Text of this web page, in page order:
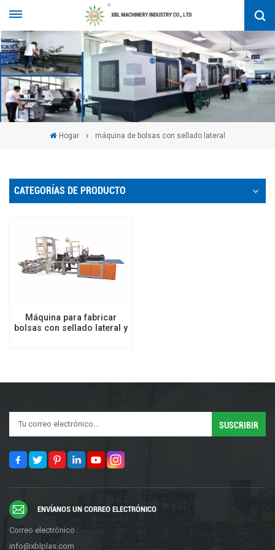
Hogar máquina de bolsas con sellado lateral
CATEGORÍAS DE PRODUCTO
Máquina para fabricar
bolsas con sellado lateral y
ENVÍANOS UN CORREO ELECTRÓNICO
Correo electrónico :
info@xblplas.com